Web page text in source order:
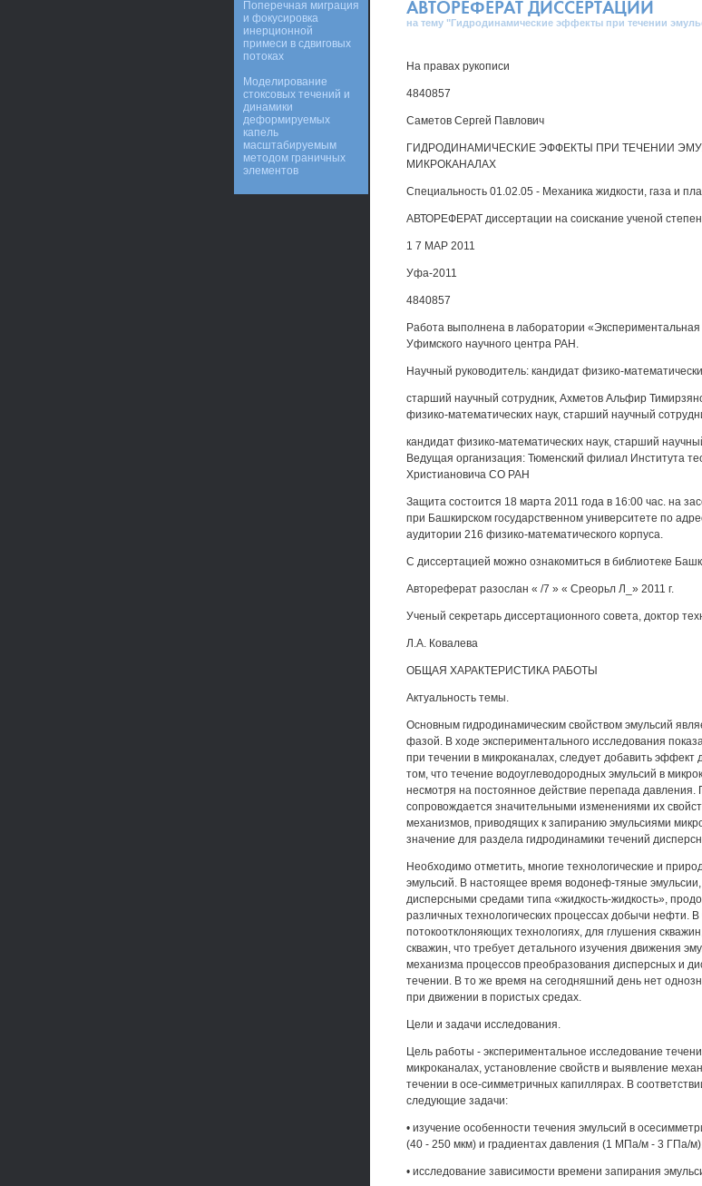
АВТОРЕФЕРАТ ДИССЕРТАЦИИ
на тему "Гидродинамические эффекты при течении
На правах рукописи
4840857
Саметов Сергей Павлович
ГИДРОДИНАМИЧЕСКИЕ ЭФФЕКТЫ ПРИ ТЕЧЕНИИ
МИКРОКАНАЛАХ
Специальность 01.02.05 - Механика жидкости, газа и
АВТОРЕФЕРАТ диссертации на соискание ученой
1 7 МАР 2011
Уфа-2011
4840857
Работа выполнена в лаборатории
Уфимского научного центра РАН.
Научный руководитель: кандидат физико-
старший научный сотрудник, Ахметов Альфир
физико-математических наук, старший научный
кандидат физико-математических наук, старший
Ведущая организация: Тюменский филиал Института
Христиановича СО РАН
Защита состоится 18 марта 2011 года в 16:00 час. на
при Башкирском государственном университете по
аудитории 216 физико-математического корпуса.
С диссертацией можно ознакомиться в библиотеке
Автореферат разослан « /7 » « Среорьл Л_» 2011 г.
Ученый секретарь диссертационного совета, доктор
Л.А. Ковалева
ОБЩАЯ ХАРАКТЕРИСТИКА РАБОТЫ
Актуальность темы.
Основным гидродинамическим свойством эмульсий
фазой. В ходе экспериментального исследования
при течении в микроканалах, следует добавить
том, что течение водоуглеводородных эмульсий в
несмотря на постоянное действие перепада
сопровождается значительными изменениями их
механизмов, приводящих к запиранию эмульсиями
значение для раздела гидродинамики течений
Необходимо отметить, многие технологические и
эмульсий. В настоящее время водонеф-тяные
дисперсными средами типа «жидкость-жидкость»,
различных технологических процессах добычи нефти.
потокоотклоняющих технологиях, для глушения
скважин, что требует детального изучения движения
механизма процессов преобразования дисперсных и
течении. В то же время на сегодняшний день нет
при движении в пористых средах.
Цели и задачи исследования.
Цель работы - экспериментальное исследование
микроканалах, установление свойств и выявление
течении в осе-симметричных капиллярах. В
следующие задачи:
• изучение особенности течения эмульсий в
(40 - 250 мкм) и градиентах давления (1 МПа/м - 3 ГПа/
• исследование зависимости времени запирания
Поперечная миграция
и фокусировка
инерционной
примеси в сдвиговых
потоках
Моделирование
стоксовых течений и
динамики
деформируемых
капель
масштабируемым
методом граничных
элементов